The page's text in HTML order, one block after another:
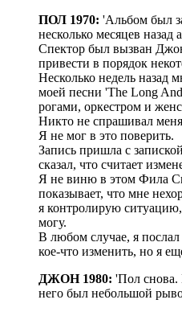
ПОЛ 1970: 'Альбом был
несколько месяцев
Спектор был вызван
привести в порядок
Несколько недель назад
моей песни 'The Long
рогами, оркестром и
Никто не спрашивал
Я не мог в это поверить.
Запись пришла с
сказал, что считает
Я не виню в этом Фила
показывает, что мне
я контролирую
могу.
В любом случае, я
кое-что изменить, но я
ДЖОН 1980: 'Пол снова.
него был небольшой